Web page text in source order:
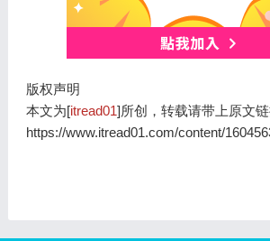
版权声明
本文为[itread01]所创，转载请带上原文
https://www.itread01.com/content/